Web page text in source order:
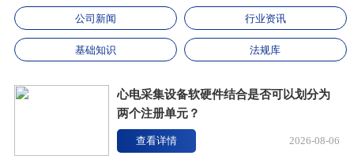
公司新闻 行业资讯
基础知识 法规库
心电采集设备软硬件结合是否可以划分为
两个注册单元？
2026-08-06
查看详情